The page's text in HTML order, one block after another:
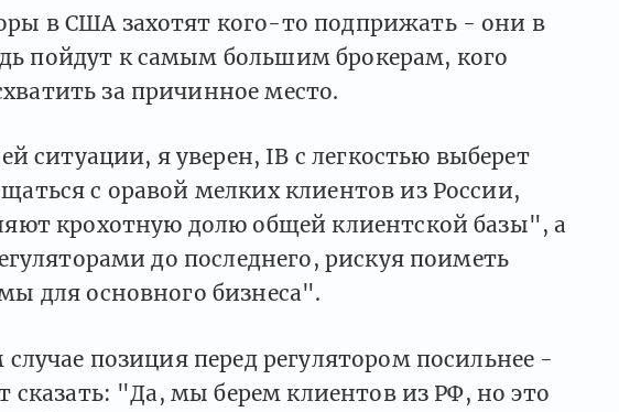
в США захотят кого-то подприжать - они в
пойдут к самым большим брокерам, кого
за причинное место.
ситуации, я уверен, IB с легкостью выберет
с оравой мелких клиентов из России,
крохотную долю общей клиентской базы", а
до последнего, рискуя поиметь
для основного бизнеса".
позиция перед регулятором посильнее -
сказать: "Да, мы берем клиентов из РФ, но это